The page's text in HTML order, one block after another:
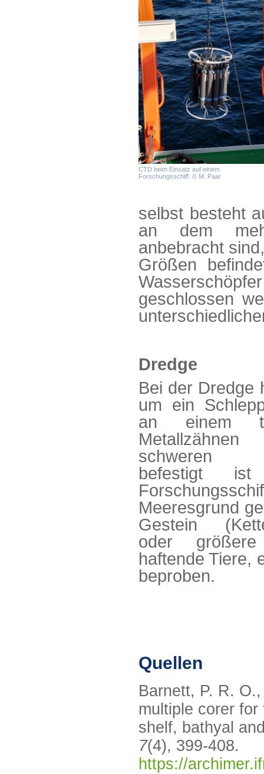
CTD beim Einsatz auf einem
Forschungsschiff. © M. Paar
selbst besteht
an dem
anbebracht
Größen
geschlossen
Dredge
Bei der Dredge
um ein
an einem
schweren
befestigt
Meeresgrund
Gestein
oder
haftende Tiere,
beproben.
Quellen
Barnett, P. R.
multiple corer
shelf, bathyal
7(4), 399-408.
https://